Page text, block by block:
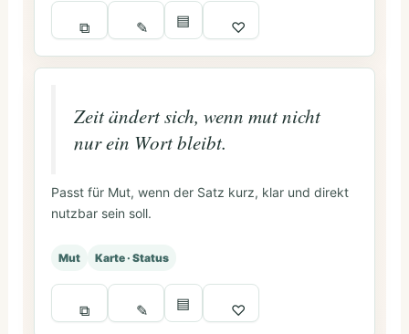
⧉ ✎ ▤ ♡
Zeit ändert sich, wenn mut nicht
nur ein Wort bleibt.
Passt für Mut, wenn der Satz kurz, klar und direkt
nutzbar sein soll.
Mut Karte · Status
⧉ ✎ ▤ ♡